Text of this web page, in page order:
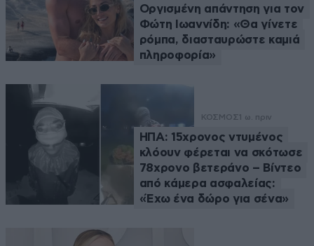
Οργισμένη απάντηση για τον
Φώτη Ιωαννίδη: «Θα γίνετε
ρόμπα, διασταυρώστε καμιά
πληροφορία»
ΚΟΣΜΟΣ 1 ω. πριν
ΗΠΑ: 15χρονος ντυμένος
κλόουν φέρεται να σκότωσε
78χρονο βετεράνο – Βίντεο
από κάμερα ασφαλείας:
«Έχω ένα δώρο για σένα»